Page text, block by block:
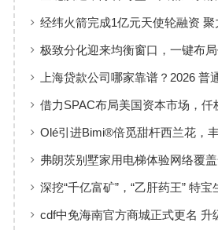
准，定义新会陈皮高质量发展
经纬火箭完成1亿元天使轮融资
极致分化迎来均衡窗口，一键布
华夏火热开售
上海贷款公司哪家靠谱？2026 普
工薪族借钱选择指南
借力SPAC布局美国资本市场，仟
黄金赛道
Olé引进Bimi®倍觅甜杆西兰花，
新选择
弗朗茨别墅家用电梯体验网络覆
实现高效服务响应
深挖“千亿富矿”，“乙肝药王” 特
床治愈
cdf中免海南官方商城正式更名 升